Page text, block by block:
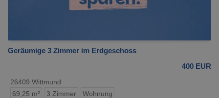
Geräumige 3 Zimmer im Erdgeschoss
400 EUR
26409 Wittmund
69,25 m²
3 Zimmer Wohnung